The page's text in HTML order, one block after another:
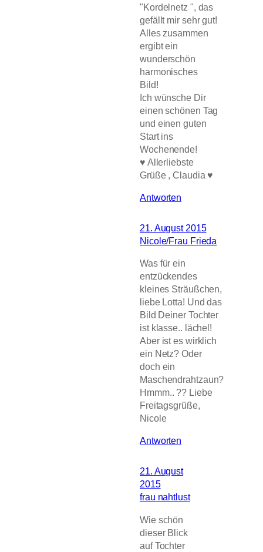
"Kordelnetz ", das
gefällt mir sehr gut!
Alles zusammen
ergibt ein
wunderschön
harmonisches
Bild!
Ich wünsche Dir
einen schönen Tag
und einen guten
Start ins
Wochenende!
♥ Allerliebste
Grüße , Claudia ♥
Antworten
21. August 2015
Nicole/Frau Frieda
Was für ein
entzückendes
kleines Sträußchen,
liebe Lotta! Und das
Bild Deiner Tochter
ist klasse.. lächel!
Aber ist es wirklich
ein Netz? Oder
doch ein
Maschendrahtzaun?
Hmmm.. ?? Liebe
Freitagsgrüße,
Nicole
Antworten
21. August
2015
frau nahtlust
Wie schön
dieser Blick
auf Tochter